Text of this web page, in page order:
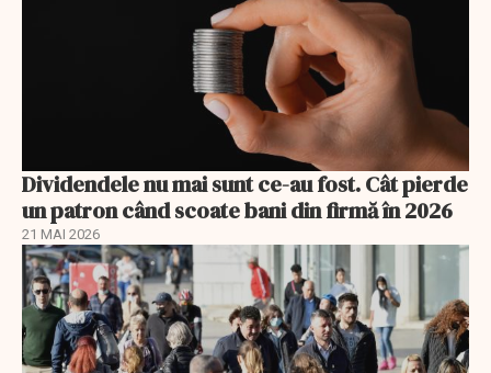
Dividendele nu mai sunt ce-au fost. Cât pierde
un patron când scoate bani din firmă în 2026
21 MAI 2026